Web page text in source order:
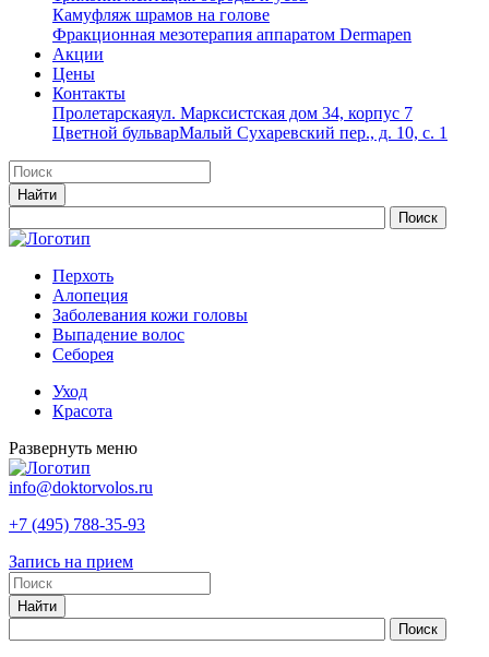
Камуфляж шрамов на голове
Фракционная мезотерапия аппаратом Dermapen
Акции
Цены
Контакты
Пролетарскаяул. Марксистская дом 34, корпус 7
Цветной бульварМалый Сухаревский пер., д. 10, с. 1
Перхоть
Алопеция
Заболевания кожи головы
Выпадение волос
Cеборея
Уход
Красота
Развернуть меню
info@doktorvolos.ru
+7 (495) 788-35-93
Запись на прием